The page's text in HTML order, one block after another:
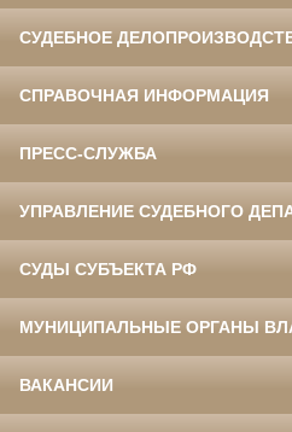
СУДЕБНОЕ
СПРАВОЧНАЯ ИНФОРМАЦИЯ
ПРЕСС-СЛУЖБА
УПРАВЛЕНИЕ СУДЕБНОГО
СУДЫ СУБЪЕКТА РФ
МУНИЦИПАЛЬНЫЕ ОРГАНЫ
ВАКАНСИИ